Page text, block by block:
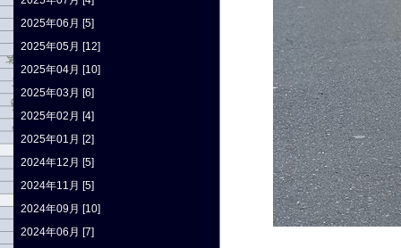
2025年06月 [5]
2025年05月 [12]
2025年04月 [10]
2025年03月 [6]
2025年02月 [4]
2025年01月 [2]
2024年12月 [5]
2024年11月 [5]
2024年09月 [10]
2024年06月 [7]